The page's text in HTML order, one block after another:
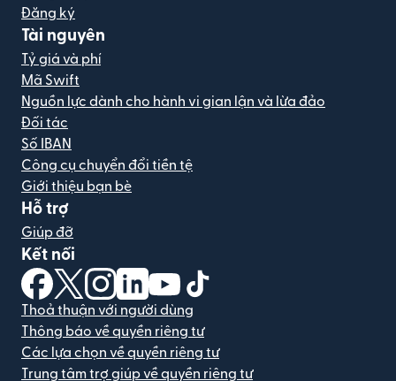
Đăng ký
Tài nguyên
Tỷ giá và phí
Mã Swift
Nguồn lực dành cho hành vi gian lận và lừa đảo
Đối tác
Số IBAN
Công cụ chuyển đổi tiền tệ
Giới thiệu bạn bè
Hỗ trợ
Giúp đỡ
Kết nối
(mở trong cửa sổ mới)
(mở trong cửa sổ mới)
(mở trong cửa sổ mới)
(mở trong cửa sổ mới)
(mở trong cửa sổ mới)
Thoả thuận với người dùng
Thông báo về quyền riêng tư
Các lựa chọn về quyền riêng tư
Trung tâm trợ giúp về quyền riêng tư